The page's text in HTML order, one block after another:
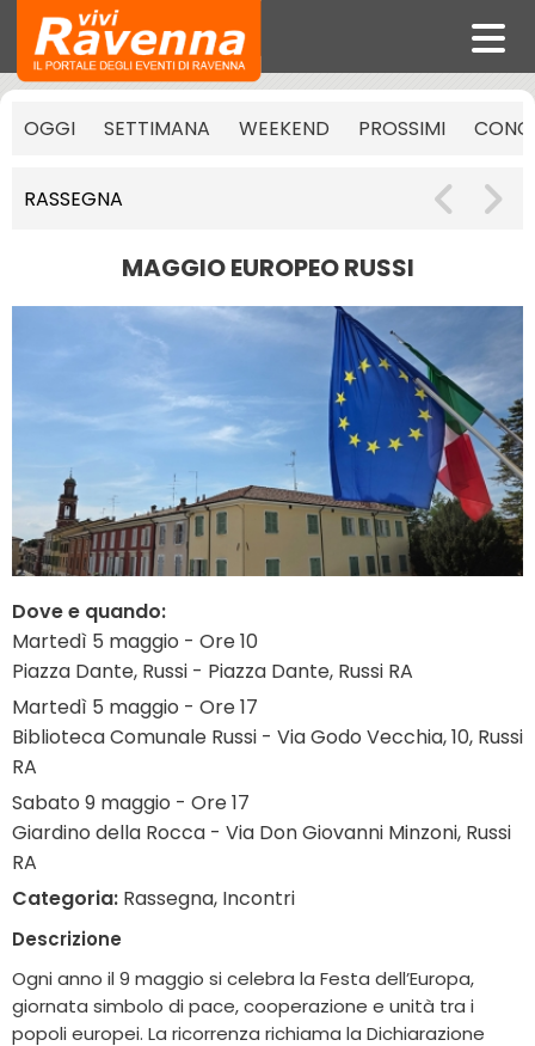
OGGI SETTIMANA WEEKEND PROSSIMI
RASSEGNA
MAGGIO EUROPEO RUSSI
Dove e quando:
Martedì 5 maggio - Ore 10
Piazza Dante, Russi - Piazza Dante, Russi RA
Martedì 5 maggio - Ore 17
Biblioteca Comunale Russi - Via Godo Vecchia, 10, Russi
RA
Sabato 9 maggio - Ore 17
Giardino della Rocca - Via Don Giovanni Minzoni, Russi
RA
Categoria: Rassegna, Incontri
Descrizione
Ogni anno il 9 maggio si celebra la Festa dell’Europa,
giornata simbolo di pace, cooperazione e unità tra i
popoli europei. La ricorrenza richiama la Dichiarazione